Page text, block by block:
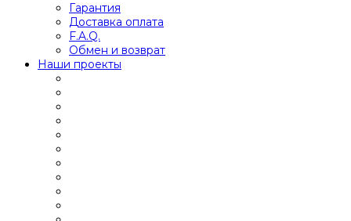
Гарантия
Доставка оплата
F.A.Q.
Обмен и возврат
Наши проекты